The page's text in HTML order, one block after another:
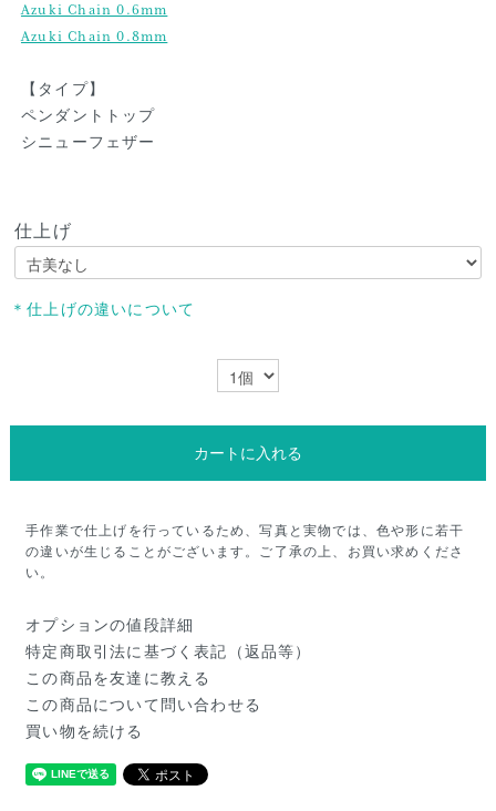
Azuki Chain 0.6mm
Azuki Chain 0.8mm
【タイプ】
ペンダントトップ
シニューフェザー
仕上げ
＊仕上げの違いについて
カートに入れる
手作業で仕上げを行っているため、写真と実物では、色や形に若干
の違いが生じることがございます。ご了承の上、お買い求めくださ
い。
オプションの値段詳細
特定商取引法に基づく表記（返品等）
この商品を友達に教える
この商品について問い合わせる
買い物を続ける